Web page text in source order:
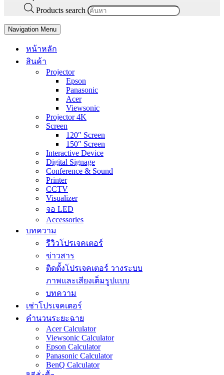
Products search
Navigation Menu
หน้าหลัก
สินค้า
Projector
Epson
Panasonic
Acer
Viewsonic
Projector 4K
Screen
120″ Screen
150″ Screen
Interactive Device
Digital Signage
Conference & Sound
Printer
CCTV
Visualizer
จอ LED
Accessories
บทความ
รีวิวโปรเจคเตอร์
ข่าวสาร
ติดตั้งโปรเจคเตอร์ วางระบบ
ภาพและเสียงเต็มรูปแบบ
บทความ
เช่าโปรเจคเตอร์
คำนวนระยะฉาย
Acer Calculator
Viewsonic Calculator
Epson Calculator
Panasonic Calculator
BenQ Calculator